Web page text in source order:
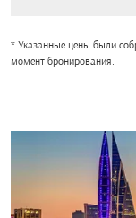
* Указанные цены были
момент бронирования.